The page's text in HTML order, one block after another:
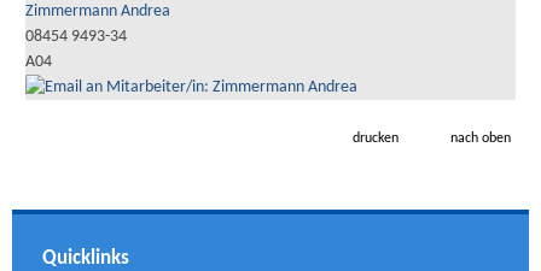
Zimmermann Andrea
08454 9493-34
A04
drucken nach oben
Quicklinks